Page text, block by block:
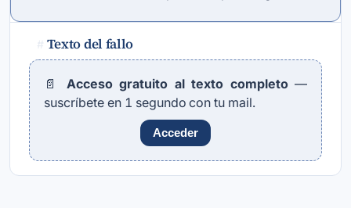
# Texto del fallo
📄 Acceso gratuito al texto completo—
suscríbete en 1 segundo con tu mail.
Acceder